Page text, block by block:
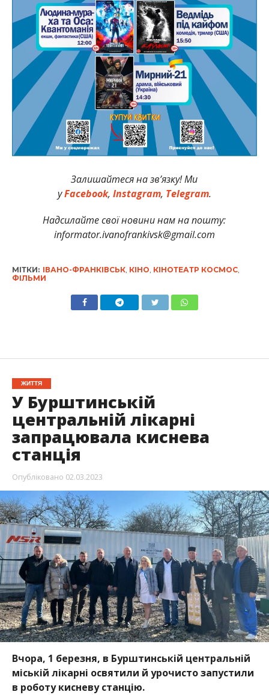
Залишайтеся на зв’язку! Ми
уFacebook, Instagram, Telegram.
Надсилайте свої новини нам на пошту:
informator.ivanofrankivsk@gmail.com
МІТКИ: ІВАНО-ФРАНКІВСЬК, КІНО, КІНОТЕАТР КОСМОС,
ФІЛЬМИ
ЖИТТЯ
У Бурштинській
центральній лікарні
запрацювала киснева
станція
Опубліковано 02.03.2023
Вчора, 1 березня, в Бурштинській центральній
міській лікарні освятили й урочисто запустили
в роботу кисневу станцію.